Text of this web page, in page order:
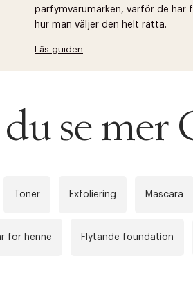
parfymvarumärken, varför de har
hur man väljer den helt rätta.
Läs guiden
se mer
Toner Exfoliering Mascara
för henne Flytande foundation